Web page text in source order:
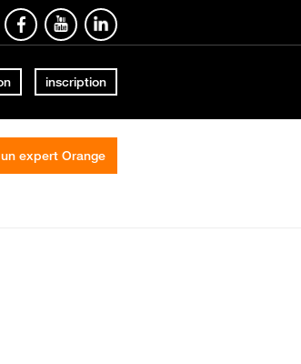
inscription
expert Orange